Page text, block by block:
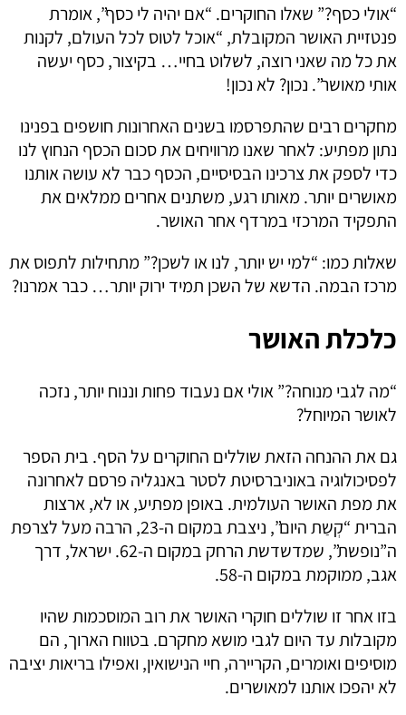
“אולי כסף?” שאלו החוקרים. “אם יהיה לי כסף”, אומרת
פנטזיית האושר המקובלת, “אוכל לטוס לכל העולם, לקנות
את כל מה שאני רוצה, לשלוט בחיי… בקיצור, כסף יעשה
אותי מאושר”. נכון? לא נכון!
מחקרים רבים שהתפרסמו בשנים האחרונות חושפים בפנינו
נתון מפתיע: לאחר שאנו מרוויחים את סכום הכסף הנחוץ לנו
כדי לספק את צרכינו הבסיסיים, הכסף כבר לא עושה אותנו
מאושרים יותר. מאותו רגע, משתנים אחרים ממלאים את
התפקיד המרכזי במרדף אחר האושר.
שאלות כמו: “למי יש יותר, לנו או לשכן?” מתחילות לתפוס את
מרכז הבמה. הדשא של השכן תמיד ירוק יותר… כבר אמרנו?
כלכלת האושר
“מה לגבי מנוחה?” אולי אם נעבוד פחות וננוח יותר, נזכה
לאושר המיוחל?
גם את ההנחה הזאת שוללים החוקרים על הסף. בית הספר
לפסיכולוגיה באוניברסיטת לסטר באנגליה פרסם לאחרונה
את מפת האושר העולמית. באופן מפתיע, או לא, ארצות
הברית “קְשַת היום”, ניצבת במקום ה-23, הרבה מעל לצרפת
ה”נופשת”, שמדשדשת הרחק במקום ה-62. ישראל, דרך
אגב, ממוקמת במקום ה-58.
בזו אחר זו שוללים חוקרי האושר את רוב המוסכמות שהיו
מקובלות עד היום לגבי מושא מחקרם. בטווח הארוך, הם
מוסיפים ואומרים, הקריירה, חיי הנישואין, ואפילו בריאות יציבה
לא יהפכו אותנו למאושרים.